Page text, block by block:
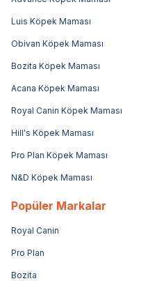
Luis Köpek Maması
Obivan Köpek Maması
Bozita Köpek Maması
Acana Köpek Maması
Royal Canin Köpek Maması
Hill's Köpek Maması
Pro Plan Köpek Maması
N&D Köpek Maması
Popüler Markalar
Royal Canin
Pro Plan
Bozita